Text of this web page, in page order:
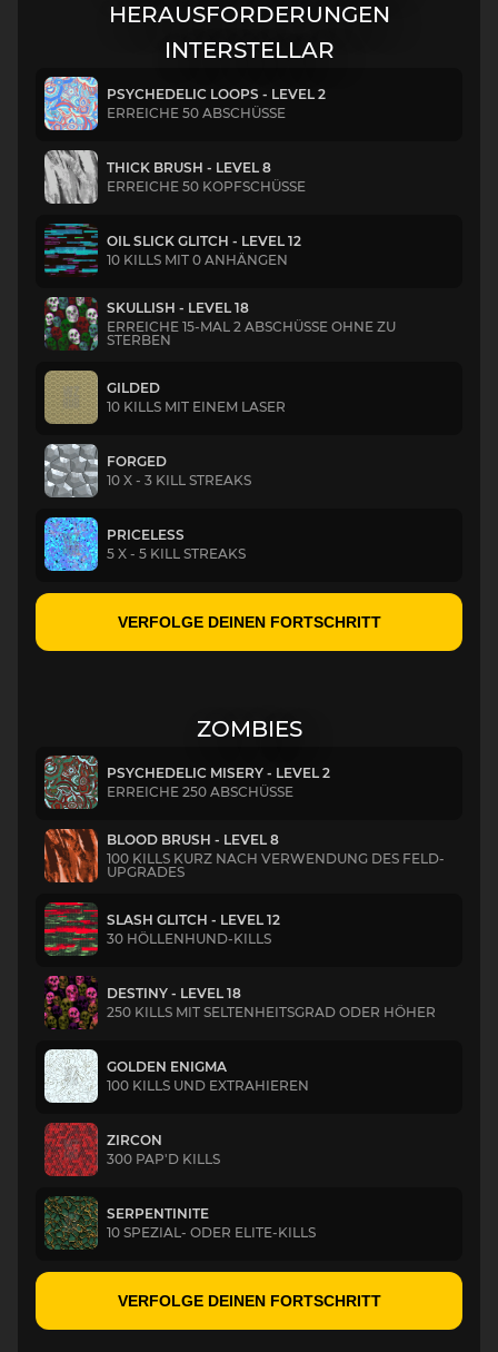
HERAUSFORDERUNGEN
INTERSTELLAR
PSYCHEDELIC LOOPS - LEVEL 2
ERREICHE 50 ABSCHÜSSE
THICK BRUSH - LEVEL 8
ERREICHE 50 KOPFSCHÜSSE
OIL SLICK GLITCH - LEVEL 12
10 KILLS MIT 0 ANHÄNGEN
SKULLISH - LEVEL 18
ERREICHE 15-MAL 2 ABSCHÜSSE OHNE ZU
STERBEN
GILDED
10 KILLS MIT EINEM LASER
FORGED
10 X - 3 KILL STREAKS
PRICELESS
5 X - 5 KILL STREAKS
VERFOLGE DEINEN FORTSCHRITT
ZOMBIES
PSYCHEDELIC MISERY - LEVEL 2
ERREICHE 250 ABSCHÜSSE
BLOOD BRUSH - LEVEL 8
100 KILLS KURZ NACH VERWENDUNG DES FELD-
UPGRADES
SLASH GLITCH - LEVEL 12
30 HÖLLENHUND-KILLS
DESTINY - LEVEL 18
250 KILLS MIT SELTENHEITSGRAD ODER HÖHER
GOLDEN ENIGMA
100 KILLS UND EXTRAHIEREN
ZIRCON
300 PAP'D KILLS
SERPENTINITE
10 SPEZIAL- ODER ELITE-KILLS
VERFOLGE DEINEN FORTSCHRITT